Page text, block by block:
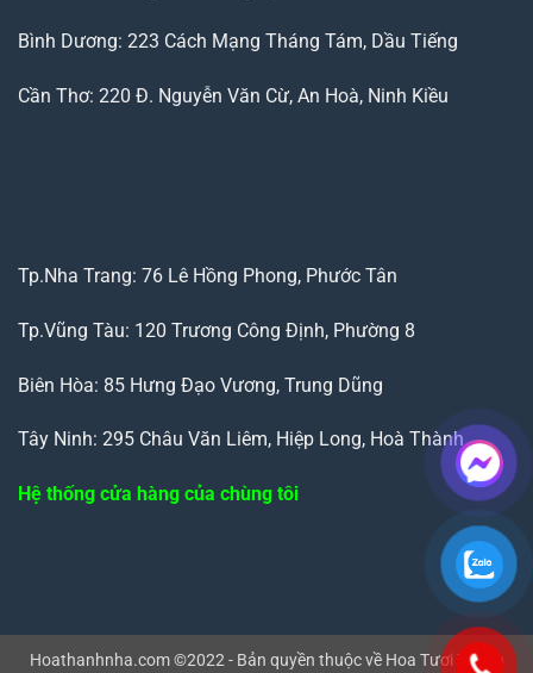
Bình Dương: 223 Cách Mạng Tháng Tám, Dầu Tiếng
Cần Thơ: 220 Đ. Nguyễn Văn Cừ, An Hoà, Ninh Kiều
Tp.Nha Trang: 76 Lê Hồng Phong, Phước Tân
Tp.Vũng Tàu: 120 Trương Công Định, Phường 8
Biên Hòa: 85 Hưng Đạo Vương, Trung Dũng
Tây Ninh: 295 Châu Văn Liêm, Hiệp Long, Hoà Thành
Hệ thống cửa hàng của chùng tôi
Hoathanhnha.com ©2022 - Bản quyền thuộc về Hoa Tươi Thanh